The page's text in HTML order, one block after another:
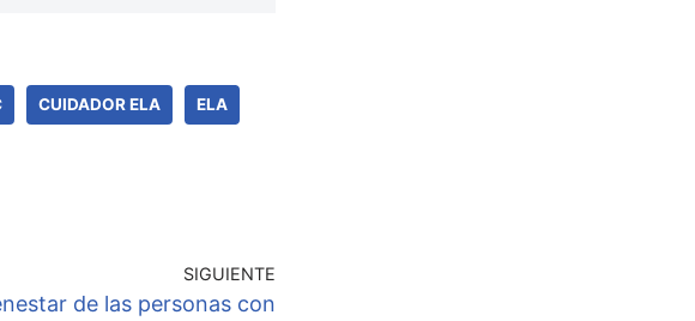
CUIDADOR ELA ELA
SIGUIENTE
de las personas con